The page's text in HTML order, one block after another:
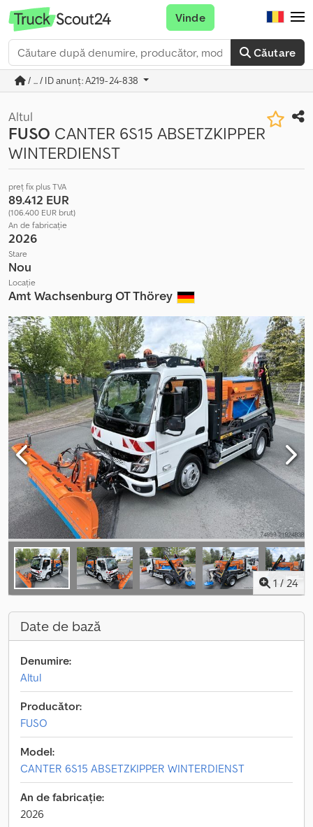
Căutare
Vinde
/ ... / ID anunț: A219-24-838
Altul
FUSO CANTER 6S15 ABSETZKIPPER
WINTERDIENST
preț fix plus TVA
89.412 EUR
(106.400 EUR brut)
An de fabricație
2026
Stare
Nou
Locație
Amt Wachsenburg OT Thörey
1 / 24
Date de bază
Denumire:
Altul
Producător:
FUSO
Model:
CANTER 6S15 ABSETZKIPPER WINTERDIENST
An de fabricație:
2026